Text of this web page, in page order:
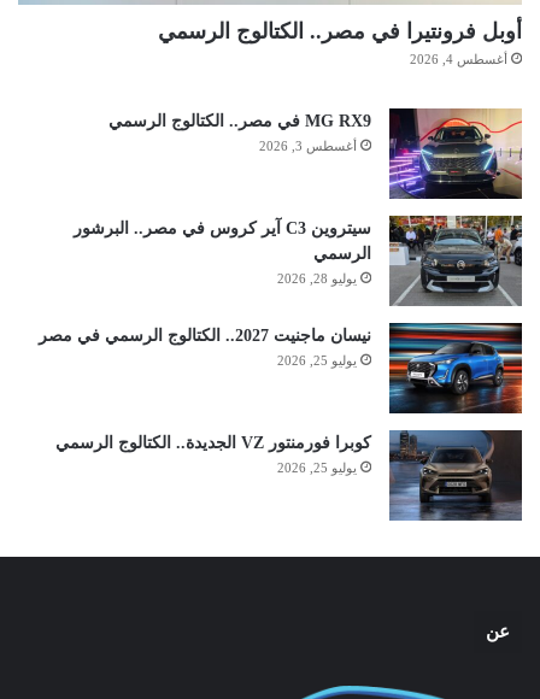
أوبل فرونتيرا في مصر.. الكتالوج الرسمي
أغسطس 4, 2026
MG RX9 في مصر.. الكتالوج الرسمي
أغسطس 3, 2026
سيتروين C3 آير كروس في مصر.. البرشور
الرسمي
يوليو 28, 2026
نيسان ماجنيت 2027.. الكتالوج الرسمي في مصر
يوليو 25, 2026
كوبرا فورمنتور VZ الجديدة.. الكتالوج الرسمي
يوليو 25, 2026
عن